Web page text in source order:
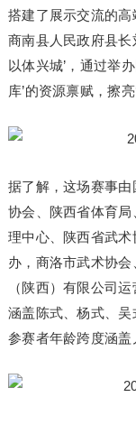
搭建了展示交流的高
商南县人民政府县长
以体兴城’，通过举
库’的资源禀赋，擦
据了解，这场赛事
协会、陕西省体育
理中心、陕西省武
办，商洛市武术协
（陕西）有限公司
涵盖陈式、杨式、吴
参赛者年龄跨度涵盖